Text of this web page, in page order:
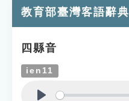
教育部臺灣客語辭典
四縣音
ien11